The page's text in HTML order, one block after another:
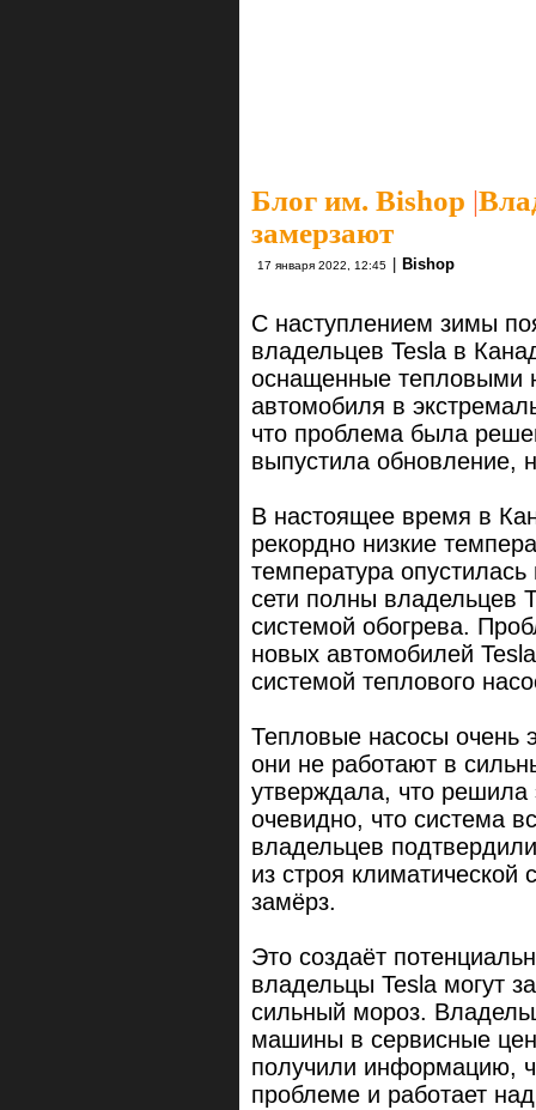
Блог им. Bishop |
замерзают
17 января 2022, 12:45 | Bishop
С наступлением зимы
владельцев Tesla в
оснащенные тепловыми
автомобиля в
что проблема была
выпустила обновление,
В настоящее время в
рекордно низкие
температура
сети полны владельцев
системой обогрева.
новых автомобилей
системой теплового
Тепловые насосы очень
они не работают в
утверждала, что
очевидно, что система
владельцев
из строя климатической
замёрз.
Это создаёт
владельцы Tesla могут
сильный мороз.
машины в сервисные
получили информацию,
проблеме и работает